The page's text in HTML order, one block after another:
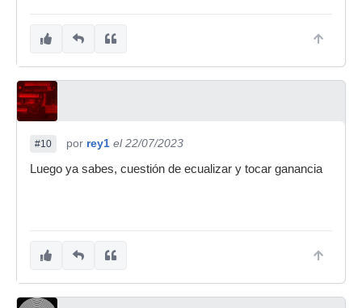
#10 por rey1 el 22/07/2023
Luego ya sabes, cuestión de ecualizar y tocar ganancia